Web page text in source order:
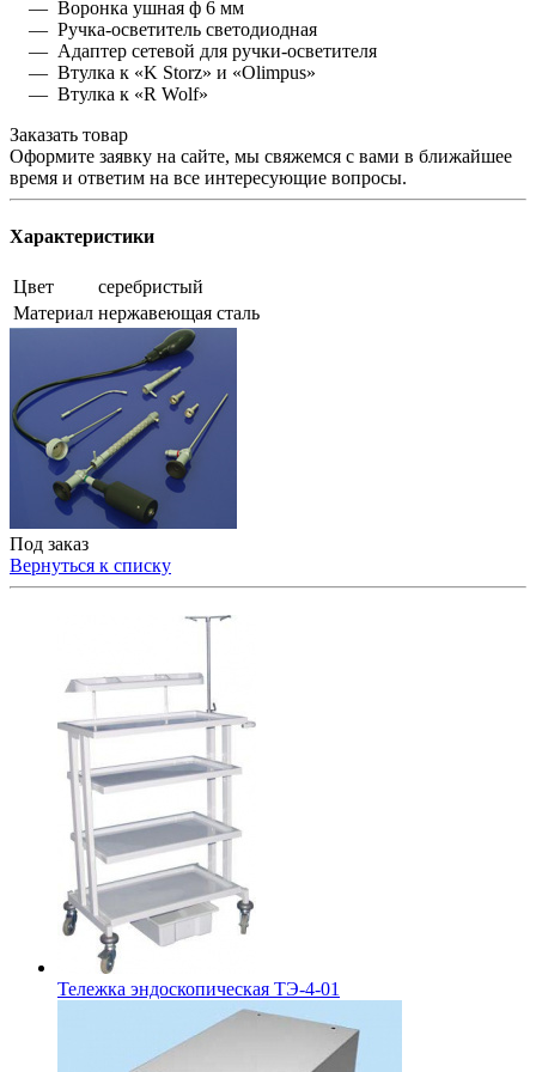
— Воронка ушная ф 6 мм
— Ручка-осветитель светодиодная
— Адаптер сетевой для ручки-осветителя
— Втулка к «K Storz» и «Olimpus»
— Втулка к «R Wolf»
Заказать товар
Оформите заявку на сайте, мы свяжемся с вами в ближайшее
время и ответим на все интересующие вопросы.
Характеристики
Цвет
серебристый
Материал нержавеющая сталь
Под заказ
Вернуться к списку
Тележка эндоскопическая ТЭ-4-01